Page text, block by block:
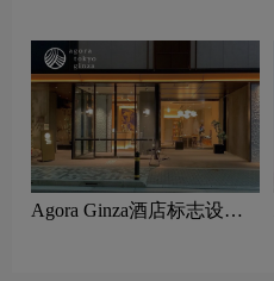
Agora Ginza酒店标志设计